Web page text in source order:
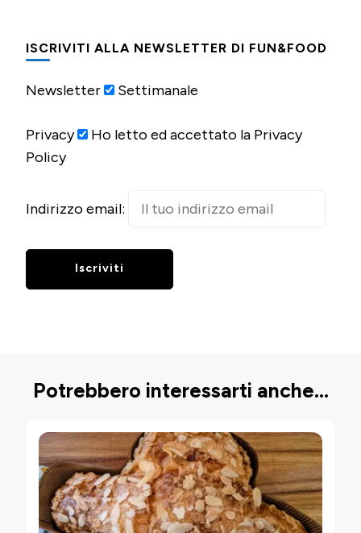
ISCRIVITI ALLA NEWSLETTER DI FUN&FOOD
Newsletter Settimanale
Privacy
Ho letto ed accettato la Privacy
Policy
Indirizzo email:
Potrebbero interessarti anche...